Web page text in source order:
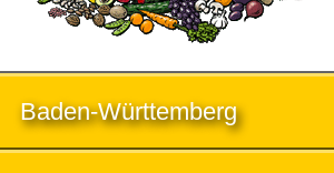
Baden-Württemberg